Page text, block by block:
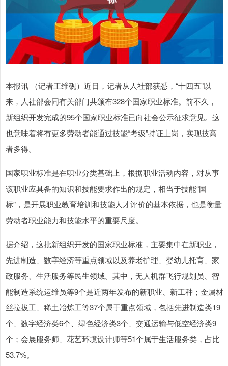
本报讯 （记者王维砚）近日，记者从人社部获悉，“十四五”以
来，人社部会同有关部门共颁布328个国家职业标准。前不久，
新组织开发完成的95个国家职业标准已向社会公示征求意见。这
也意味着将有更多劳动者能通过技能“考级”持证上岗，实现技高
者多得。
国家职业标准是在职业分类基础上，根据职业活动内容，对从事
该职业应具备的知识和技能要求作出的规定，相当于技能“国
标”，是开展职业教育培训和技能人才评价的基本依据，也是衡量
劳动者职业能力和技能水平的重要尺度。
据介绍，这批新组织开发的国家职业标准，主要集中在新职业，
先进制造、数字经济等重点领域以及养老护理、婴幼儿托育、家
政服务、生活服务等民生领域。其中，无人机群飞行规划员、智
能制造系统运维员等9个是近两年发布的新职业、新工种；金属材
丝拉拔工、稀土冶炼工等37个属于重点领域，包括先进制造类19
个、数字经济类6个、绿色经济类3个、交通运输与低空经济类9
个；会展服务师、花艺环境设计师等51个属于生活服务类，占比
53.7%。